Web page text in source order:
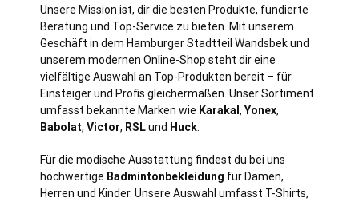
Unsere Mission ist, dir die besten Produkte, fundierte
Beratung und Top-Service zu bieten. Mit unserem
Geschäft in dem Hamburger Stadtteil Wandsbek und
unserem modernen Online-Shop steht dir eine
vielfältige Auswahl an Top-Produkten bereit – für
Einsteiger und Profis gleichermaßen. Unser Sortiment
umfasst bekannte Marken wie Karakal , Yonex,
Babolat, Victor, RSLund Huck
Für die modische Ausstattung findest du bei uns
hochwertige Badmintonbekleidung für Damen,
Herren und Kinder. Unsere Auswahl umfasst T-Shirts,